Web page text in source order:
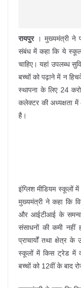
रायपुर। मुख्यमंत्री ने
संबंध में कहा कि ये स्कूल
चाहिए। यहां उपलब्ध
बच्चों को पढ़ाने में न
स्थापना के लिए 24
कलेक्टर की अध्यक्षता
है।
इंग्लिश मीडियम स्कूलों
मुख्यमंत्री ने कहा कि
और आईटीआई के
संसाधनों की कमी
प्राचार्यों तथा क्षेत्र
स्कूलों में किस ट्रेड में
बच्चों को 12वीं के बाद